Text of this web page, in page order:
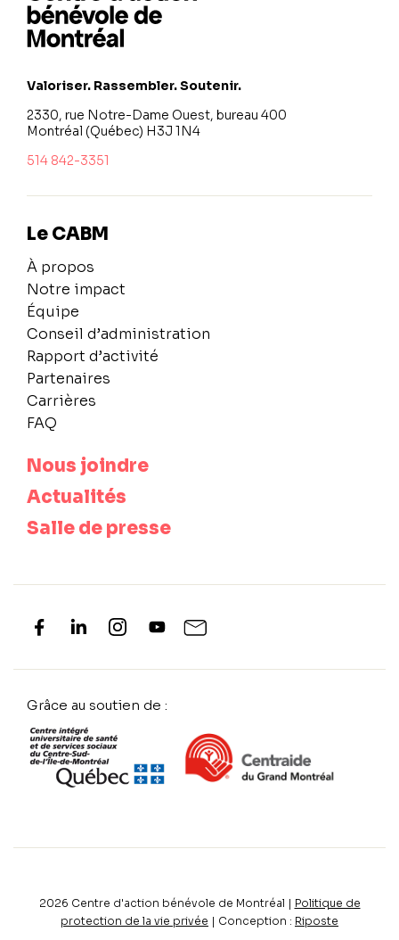
Valoriser. Rassembler. Soutenir.
2330, rue Notre-Dame Ouest, bureau 400
Montréal (Québec) H3J 1N4
514 842-3351
Le CABM
À propos
Notre impact
Équipe
Conseil d’administration
Rapport d’activité
Partenaires
Carrières
FAQ
Nous joindre
Actualités
Salle de presse
Grâce au soutien de :
2026 Centre d'action bénévole de Montréal | Politique de
protection de la vie privée | Conception : Riposte